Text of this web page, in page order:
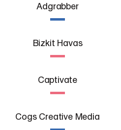
Adgrabber
Bizkit Havas
Captivate
Cogs Creative Media